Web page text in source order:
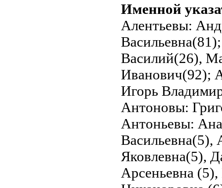
Именной
Алентьевы:
Василий(26),
Иванович(92);
Игорь
Антоновы:
Антоньевы:
Васильевна(5),
Яковлевна(5),
Арсеньевна